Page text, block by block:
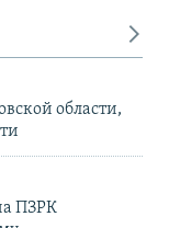
области,
ПЗРК